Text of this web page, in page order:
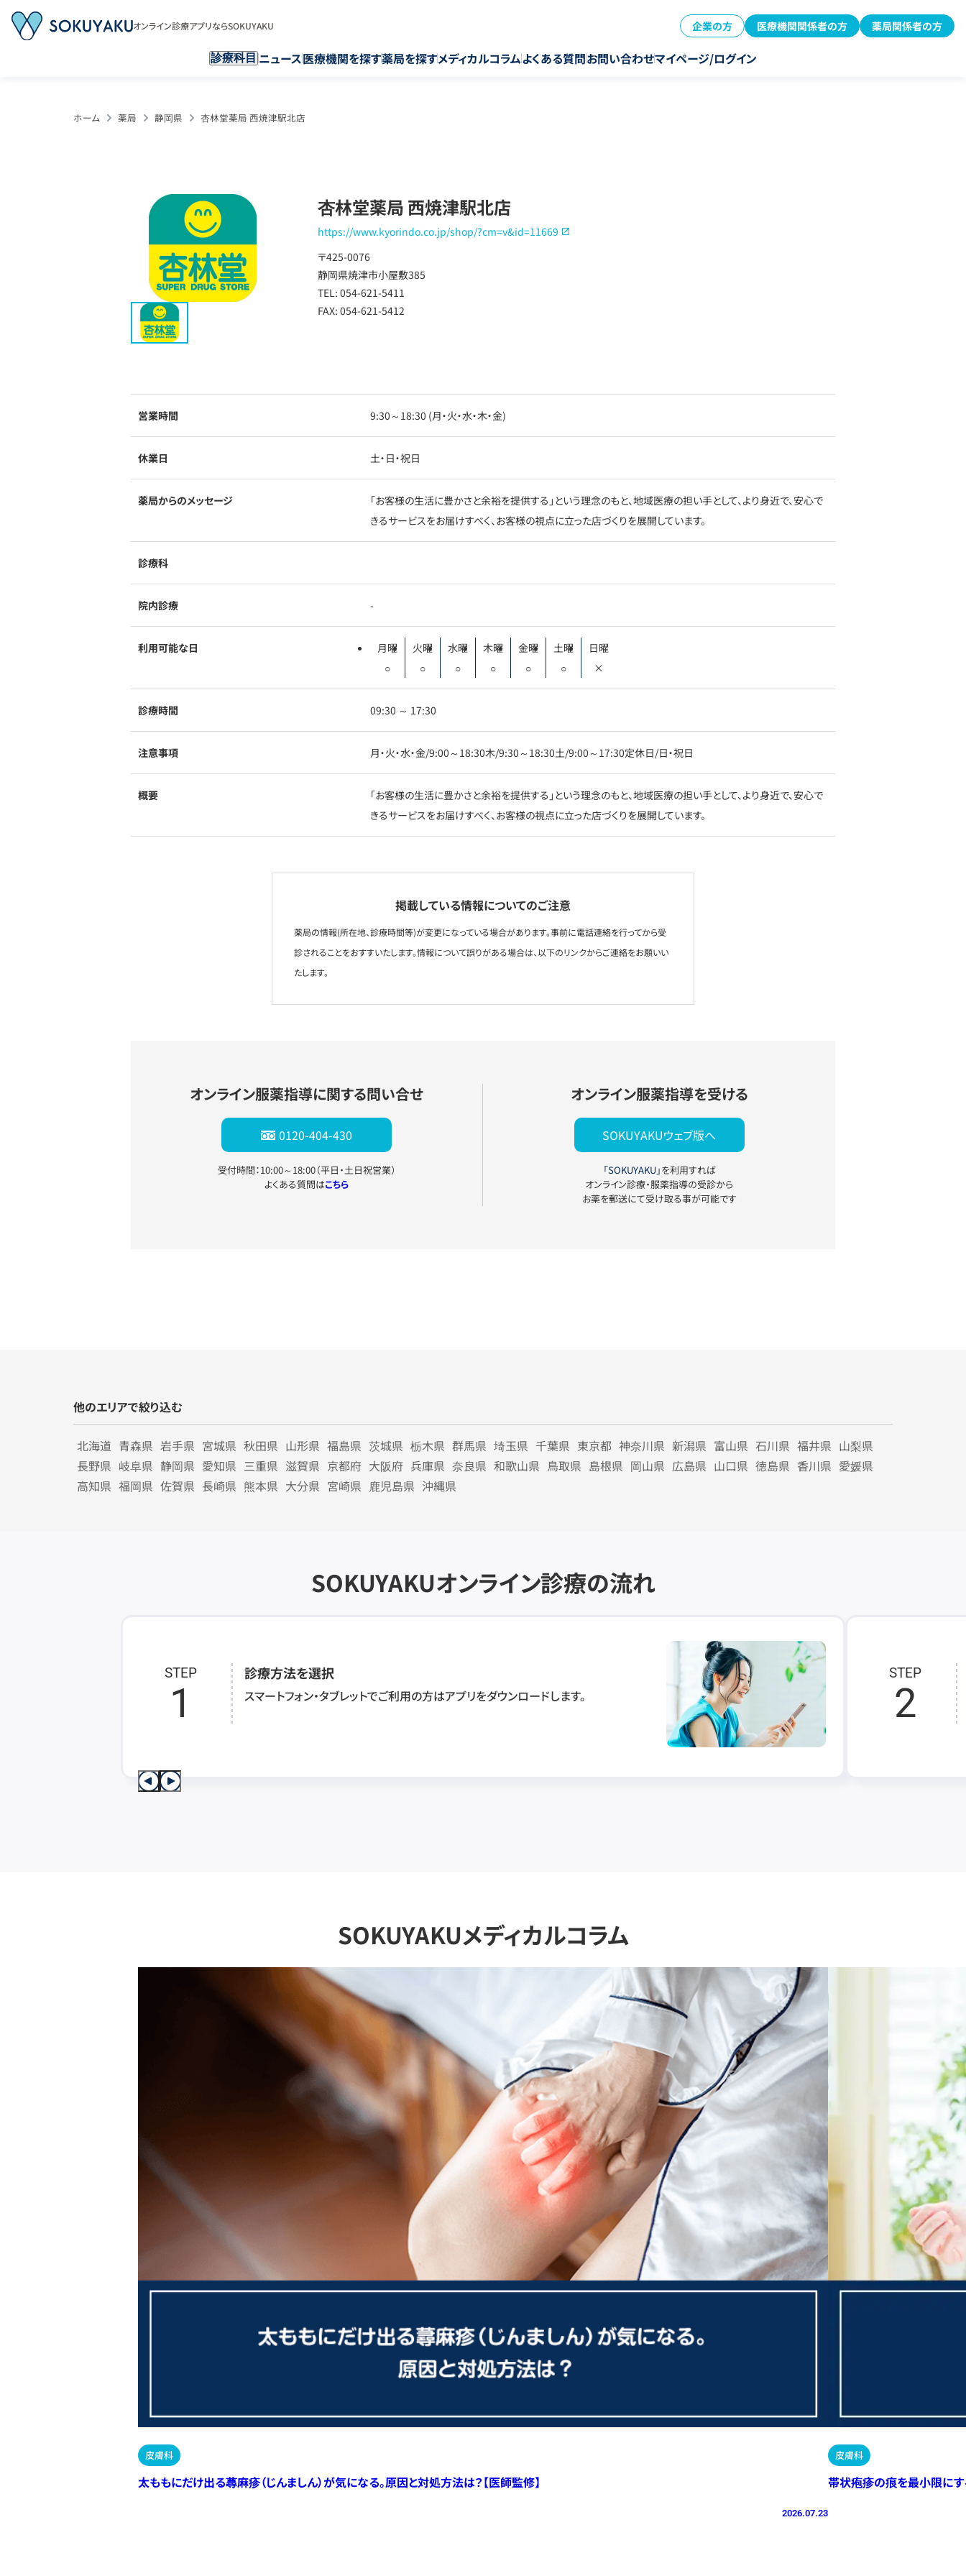
オンライン診療アプリならSOKUYAKU 企業の方 医療機関関係者の方 薬局関係者の方
診療科目 ニュース医療機関を探す薬局を探すメディカルコラムよくある質問お問い合わせマイページ/ログイン
ホーム 薬局 静岡県 杏林堂薬局 西焼津駅北店
杏林堂薬局 西焼津駅北店
https://www.kyorindo.co.jp/shop/?cm=v&id=11669
〒425-0076
静岡県焼津市小屋敷385
TEL: 054-621-5411
FAX: 054-621-5412
営業時間 9:30～18:30 (月・火・水・木・金)
休業日 土・日・祝日
薬局からのメッセージ
「お客様の生活に豊かさと余裕を提供する」という理念のもと、地域医療の担い手として、より身近で、安心で
きるサービスをお届けすべく、お客様の視点に立った店づくりを展開しています。
診療科
院内診療 -
利用可能な日
月曜
○
火曜
○
水曜
○
木曜
○
金曜
○
土曜
○
日曜
×
診療時間 09:30 ～ 17:30
注意事項 月・火・水・金/9:00～18:30木/9:30～18:30土/9:00～17:30定休日/日・祝日
概要
「お客様の生活に豊かさと余裕を提供する」という理念のもと、地域医療の担い手として、より身近で、安心で
きるサービスをお届けすべく、お客様の視点に立った店づくりを展開しています。
掲載している情報についてのご注意
薬局の情報(所在地、診療時間等)が変更になっている場合があります。事前に電話連絡を行ってから受
診されることをおすすいたします。情報について誤りがある場合は、以下のリンクからご連絡をお願いい
たします。
オンライン服薬指導に関する問い合せ
0120-404-430
受付時間：10:00～18:00（平日・土日祝営業）
よくある質問はこちら
オンライン服薬指導を受ける
SOKUYAKUウェブ版へ
「SOKUYAKU」を利用すれば
オンライン診療・服薬指導の受診から
お薬を郵送にて受け取る事が可能です
他のエリアで絞り込む
北海道 青森県 岩手県 宮城県 秋田県 山形県 福島県 茨城県 栃木県 群馬県 埼玉県 千葉県 東京都 神奈川県 新潟県 富山県 石川県 福井県 山梨県
長野県 岐阜県 静岡県 愛知県 三重県 滋賀県 京都府 大阪府 兵庫県 奈良県 和歌山県 鳥取県 島根県 岡山県 広島県 山口県 徳島県 香川県 愛媛県
高知県 福岡県 佐賀県 長崎県 熊本県 大分県 宮崎県 鹿児島県 沖縄県
SOKUYAKUオンライン診療の流れ
STEP
1
診療方法を選択
スマートフォン・タブレットでご利用の方はアプリをダウンロードします。
STEP
2
SOKUYAKUメディカルコラム
皮膚科
太ももにだけ出る蕁麻疹（じんましん）が気になる。原因と対処方法は？【医師監修】
2026.07.23
皮膚科
帯状疱疹の痕を最小限にす